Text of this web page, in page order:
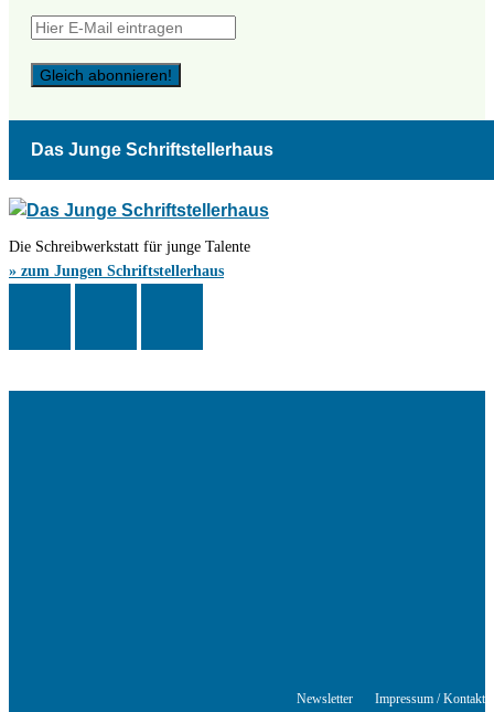
Das Junge Schriftstellerhaus
Die Schreibwerkstatt für junge Talente
» zum Jungen Schriftstellerhaus
Newsletter
Impressum / Kontakt